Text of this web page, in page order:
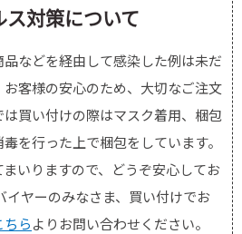
対策について
などを経由して感染した例は未だ
客様の安心のため、大切なご注文
買い付けの際はマスク着用、梱包
を行った上で梱包をしています。
いりますので、どうぞ安心してお
イヤーのみなさま、買い付けでお
ちらよりお問い合わせください。